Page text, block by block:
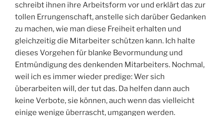
schreibt ihnen ihre Arbeitsform vor und erklärt das zur
tollen Errungenschaft, anstelle sich darüber Gedanken
zu machen, wie man diese Freiheit erhalten und
gleichzeitig die Mitarbeiter schützen kann. Ich halte
dieses Vorgehen für blanke Bevormundung und
Entmündigung des denkenden Mitarbeiters. Nochmal,
weil ich es immer wieder predige: Wer sich
überarbeiten will, der tut das. Da helfen dann auch
keine Verbote, sie können, auch wenn das vielleicht
einige wenige überrascht, umgangen werden.